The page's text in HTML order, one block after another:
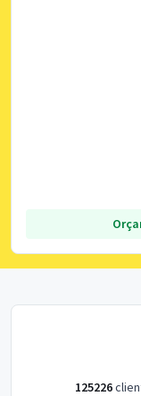
125226